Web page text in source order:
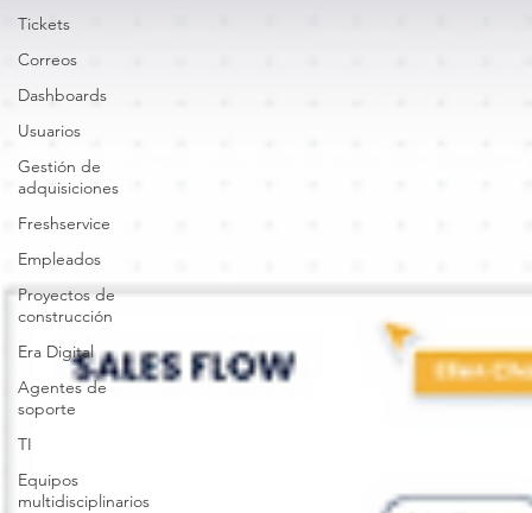
Tickets
Correos
Dashboards
Usuarios
Gestión de
adquisiciones
Freshservice
Empleados
Proyectos de
construcción
Era Digital
Agentes de
soporte
TI
Equipos
multidisciplinarios